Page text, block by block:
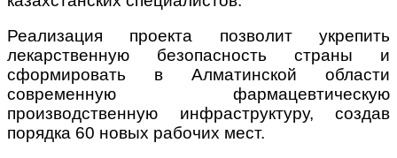
Реализация проекта позволит укрепить
лекарственную безопасность страны и
сформировать в Алматинской области
современную фармацевтическую
производственную инфраструктуру, создав
порядка 60 новых рабочих мест.